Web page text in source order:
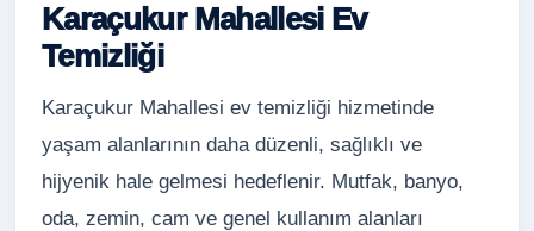
Karaçukur Mahallesi Ev
Temizliği
Karaçukur Mahallesi ev temizliği hizmetinde
yaşam alanlarının daha düzenli, sağlıklı ve
hijyenik hale gelmesi hedeflenir. Mutfak, banyo,
oda, zemin, cam ve genel kullanım alanları